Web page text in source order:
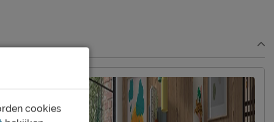
Afnemen met een vochtig doekje
2 jaar garantie volgens CBW voorwaarden
cookies